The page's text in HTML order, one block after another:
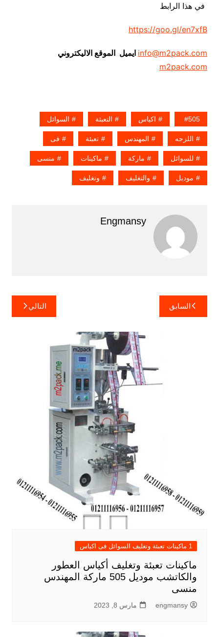
في هذا الرابط
https://goo.gl/en7xfB
info@m2pack.com ايميل الموقع الاليكتروني
m2pack.com
505 اكياس التعبئة السوائل
اللزجه المهندس تعبئة فى
للسوائل ماركة ماكينات منسى
موديل والتغليف وتغليف
Engmansy
تصفّح
المقالات
السابق التالي
1 ماكينات تعبئة وتغليف السوائل فى اكياس
ماكينات تعبئة وتغليف أكياس العطور
والكاتشب موديل 505 ماركة المهندس
منسى
engmansy مارس 8, 2023